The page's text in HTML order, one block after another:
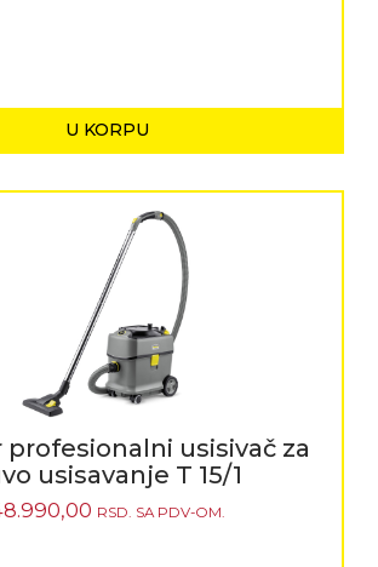
U KORPU
profesionalni usisivač za
usisavanje T 15/1
RSD. SA PDV-OM.